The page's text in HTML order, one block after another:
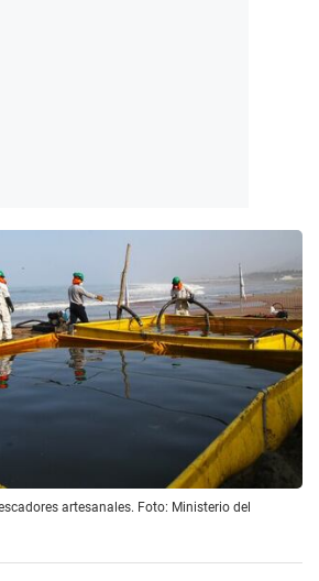
artesanales. Foto: Ministerio del